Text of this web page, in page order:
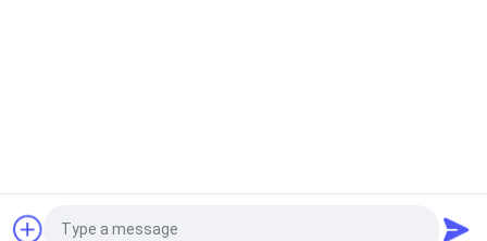
เครื่องกำเนิดไฟฟ้าดีเซลเงียบ
ELECTRIC MACHINERY CO.,LTD. All Rights